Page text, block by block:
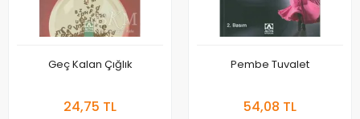
Geç Kalan Çığlık
24,75 TL
Pembe Tuvalet
54,08 TL